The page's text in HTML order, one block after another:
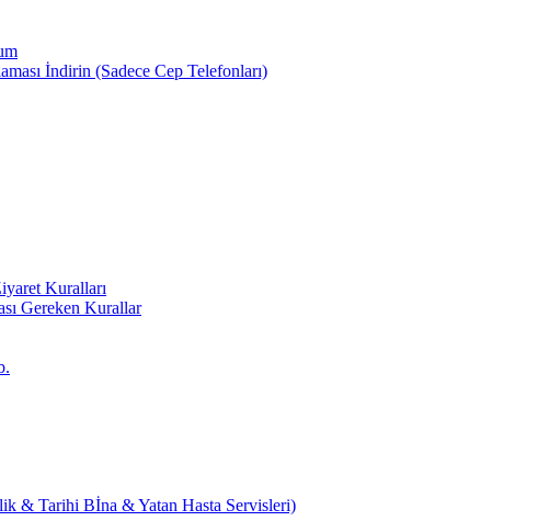
İndirin (Sadece Cep Telefonları)
Kuralları
Gereken Kurallar
& Tarihi Bİna & Yatan Hasta Servisleri)